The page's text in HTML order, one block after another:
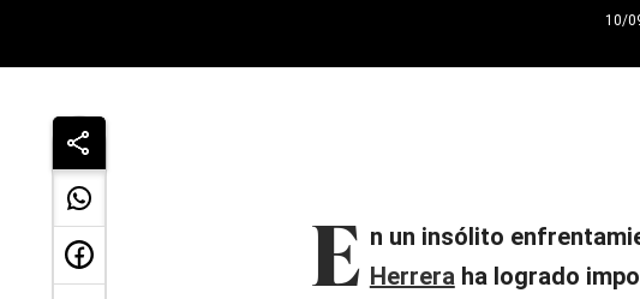
10/
E n un insólito
Herrera ha logrado